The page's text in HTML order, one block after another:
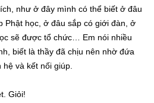
như ở đây mình có thể biết ở đâu
Phật học, ở đâu sắp có giới đàn, ở
sẽ được tổ chức… Em nói nhiều
biết là thầy đã chịu nên nhờ đứa
và kết nối giúp.
Giỏi!